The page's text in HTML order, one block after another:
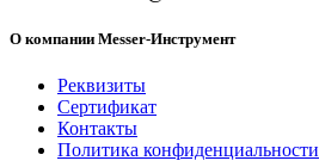
О компании Messer-Инструмент
Реквизиты
Сертификат
Контакты
Политика конфиденциальности